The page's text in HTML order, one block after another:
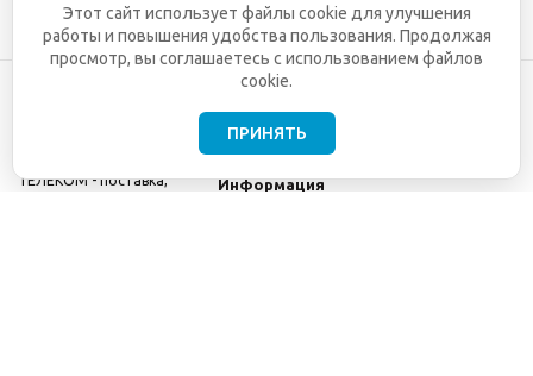
ТЕЛЕКОМ - поставка,
Информация
Этот сайт использует файлы cookie для улучшения
работы и повышения удобства пользования. Продолжая
просмотр, вы соглашаетесь с использованием файлов
cookie.
ПРИНЯТЬ